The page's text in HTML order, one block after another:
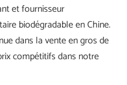
et fournisseur
biodégradable en Chine.
dans la vente en gros de
compétitifs dans notre